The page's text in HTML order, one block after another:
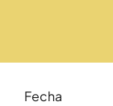
Fecha